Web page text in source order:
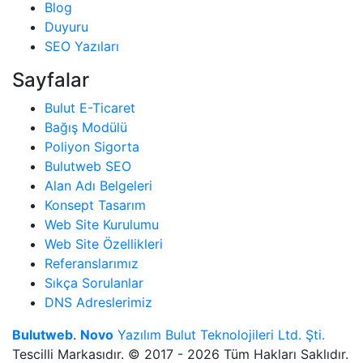
Blog
Duyuru
SEO Yazıları
Sayfalar
Bulut E-Ticaret
Bağış Modülü
Poliyon Sigorta
Bulutweb SEO
Alan Adı Belgeleri
Konsept Tasarım
Web Site Kurulumu
Web Site Özellikleri
Referanslarımız
Sıkça Sorulanlar
DNS Adreslerimiz
Bulutweb. Novo Yazılım Bulut Teknolojileri Ltd. Şti.
Tescilli Markasıdır. © 2017 - 2026 Tüm Hakları Saklıdır.